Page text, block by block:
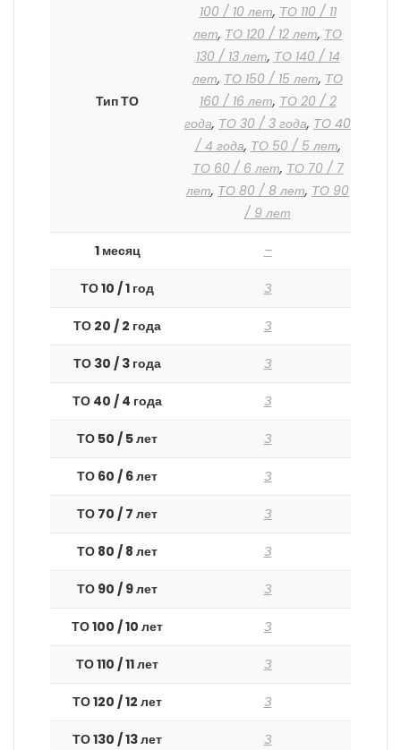
Тип ТО
100 / 10 лет, ТО 110 / 11
лет, ТО 120 / 12 лет, ТО
130 / 13 лет, ТО 140 / 14
лет, ТО 150 / 15 лет, ТО
160 / 16 лет, ТО 20 / 2
года, ТО 30 / 3 года, ТО 40
/ 4 года, ТО 50 / 5 лет,
ТО 60 / 6 лет, ТО 70 / 7
лет, ТО 80 / 8 лет, ТО 90
/ 9 лет
1 месяц –
ТО 10 / 1 год З
ТО 20 / 2 года З
ТО 30 / 3 года З
ТО 40 / 4 года З
ТО 50 / 5 лет З
ТО 60 / 6 лет З
ТО 70 / 7 лет З
ТО 80 / 8 лет З
ТО 90 / 9 лет З
ТО 100 / 10 лет З
ТО 110 / 11 лет З
ТО 120 / 12 лет З
ТО 130 / 13 лет З